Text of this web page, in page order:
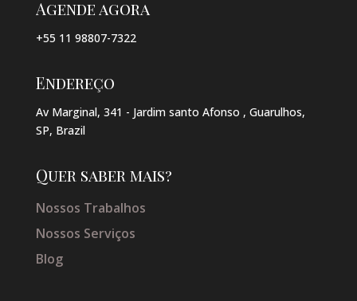
Agende agora
+55 11 98807-7322
Endereço
Av Marginal, 341 - Jardim santo Afonso , Guarulhos,
SP, Brazil
Quer saber mais?
Nossos Trabalhos
Nossos Serviços
Blog